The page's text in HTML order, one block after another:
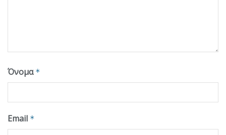
Όνομα *
Email *